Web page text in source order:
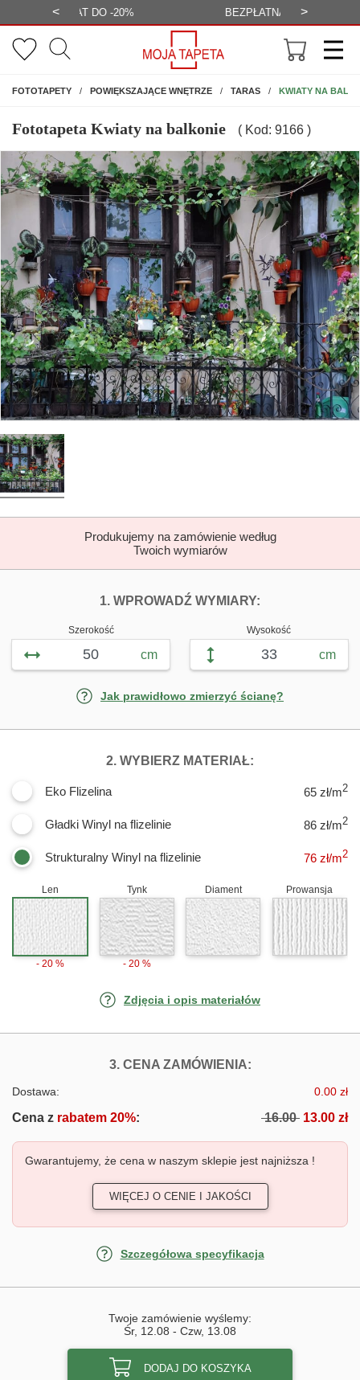
< BEZPŁATNA WIZUALIZACJA >
FOTOTAPETYNA ŚCIANĘ
POWIĘKSZAJĄCE WNĘTRZE TARAS KWIATY NA
Fototapeta Kwiaty na balkonie ( Kod: 9166 )
Produkujemy na zamówienie według
Twoich wymiarów
1. WPROWADŹ WYMIARY:
Szerokość
cm
Wysokość
cm
Jak prawidłowo zmierzyć ścianę?
2. WYBIERZ MATERIAŁ:
Eko Flizelina 65 zł/m2
Gładki Winyl na flizelinie 86 zł/m2
Strukturalny Winyl na flizelinie 76 zł/m2
Len
- 20 %
Tynk
- 20 %
Diament Prowansja
Zdjęcia i opis materiałów
3. CENA ZAMÓWIENIA:FOTOTAPETY
Dostawa: 0.00 zł
Cena z rabatem 20%: 16.00 13.00 zł
Gwarantujemy, że cena w naszym sklepie jest najniższa !
WIĘCEJ O CENIE I JAKOŚCI
Szczegółowa specyfikacja
Twoje zamówienie wyślemy:
Śr, 12.08 - Czw, 13.08
DODAJ DO KOSZYKA